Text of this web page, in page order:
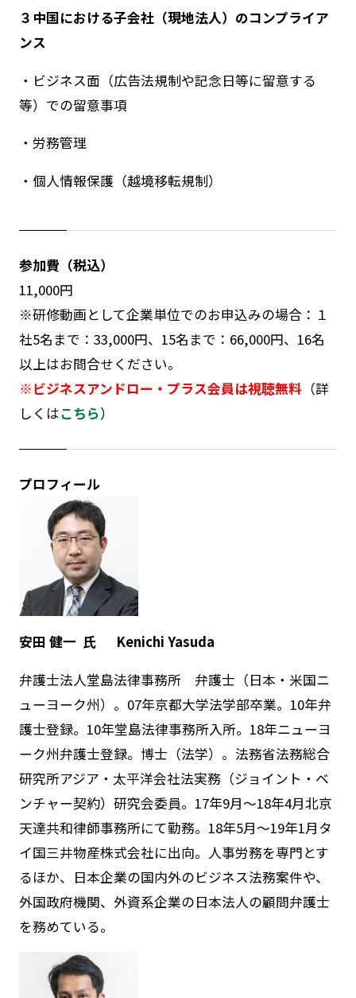
３中国における子会社（現地法人）のコンプライア
ンス
・ビジネス面（広告法規制や記念日等に留意する
等）での留意事項
・労務管理
・個人情報保護（越境移転規制）
参加費（税込）
11,000円
※研修動画として企業単位でのお申込みの場合：１
社5名まで：33,000円、15名まで：66,000円、16名
以上はお問合せください。
※ビジネスアンドロー・プラス会員は視聴無料 （詳
しくはこちら）
プロフィール
安田 健一 氏 Kenichi Yasuda
弁護士法人堂島法律事務所 弁護士（日本・米国ニ
ューヨーク州）。07年京都大学法学部卒業。10年弁
護士登録。10年堂島法律事務所入所。18年ニューヨ
ーク州弁護士登録。博士（法学）。法務省法務総合
研究所アジア・太平洋会社法実務（ジョイント・ベ
ンチャー契約）研究会委員。17年9月～18年4月北京
天達共和律師事務所にて勤務。18年5月～19年1月タ
イ国三井物産株式会社に出向。人事労務を専門とす
るほか、日本企業の国内外のビジネス法務案件や、
外国政府機関、外資系企業の日本法人の顧問弁護士
を務めている。